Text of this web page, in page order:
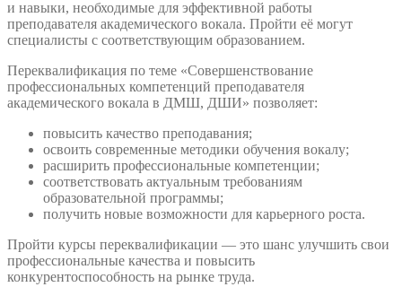
и навыки, необходимые для эффективной работы
преподавателя академического вокала. Пройти её могут
специалисты с соответствующим образованием.
Переквалификация по теме «Совершенствование
профессиональных компетенций преподавателя
академического вокала в ДМШ, ДШИ» позволяет:
повысить качество преподавания;
освоить современные методики обучения вокалу;
расширить профессиональные компетенции;
соответствовать актуальным требованиям
образовательной программы;
получить новые возможности для карьерного роста.
Пройти курсы переквалификации — это шанс улучшить свои
профессиональные качества и повысить
конкурентоспособность на рынке труда.